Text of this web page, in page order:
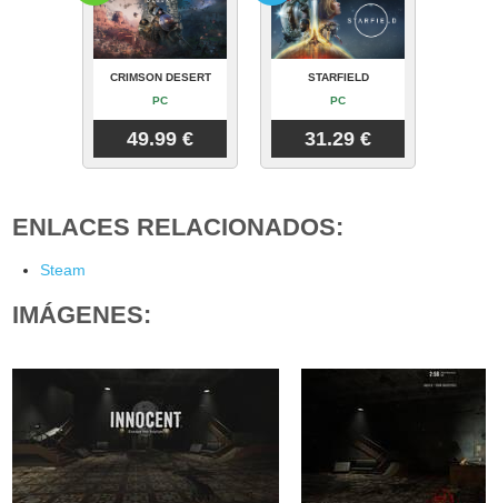
CRIMSON DESERT
PC
49.99 €
STARFIELD
PC
31.29 €
ENLACES RELACIONADOS:
Steam
IMÁGENES: